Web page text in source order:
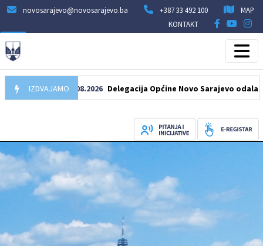
novosarajevo@novosarajevo.ba +387 33 492 100
MAP
KONTAKT
IZDVAJAMO
07.08.2026 Delegacija Općine Novo Sarajevo odala